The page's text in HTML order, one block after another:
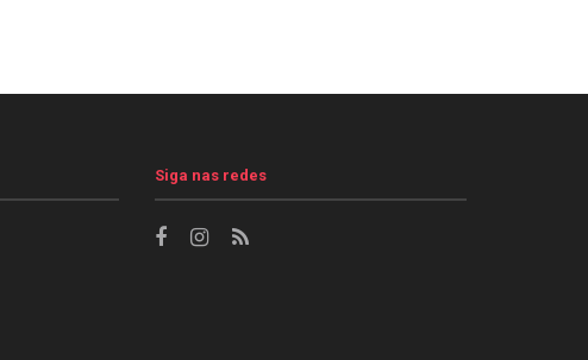
Siga nas redes